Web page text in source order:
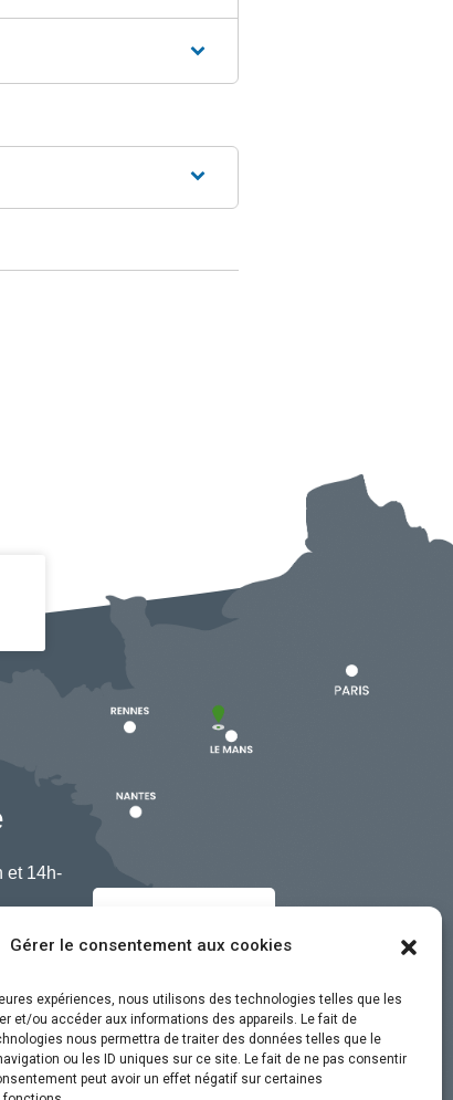
Gérer le consentement aux cookies
expériences, nous utilisons des technologies telles que les
et/ou accéder aux informations des appareils. Le fait de
nous permettra de traiter des données telles que le
ou les ID uniques sur ce site. Le fait de ne pas consentir
peut avoir un effet négatif sur certaines
et 14h-